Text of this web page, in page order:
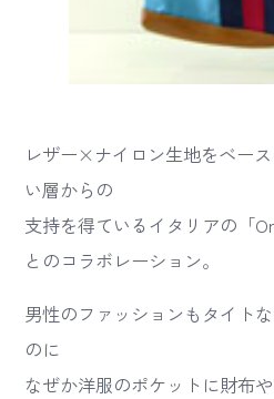
レザー×ナイロン生地をベー
い層からの
支持を得ているイタリアの「
とのコラボレーション。
男性のファッションもタイト
のに
なぜか洋服のポケットに財布